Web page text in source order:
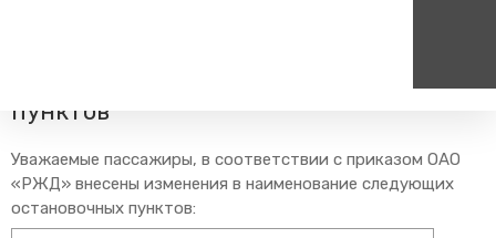
Справочник
Режим работы билетных
касс
Самостоятельные
Единый номер вызова экстренных служб
112
пунктов
Уважаемые пассажиры, в соответствии с приказом ОАО
«РЖД» внесены изменения в наименование следующих
остановочных пунктов: